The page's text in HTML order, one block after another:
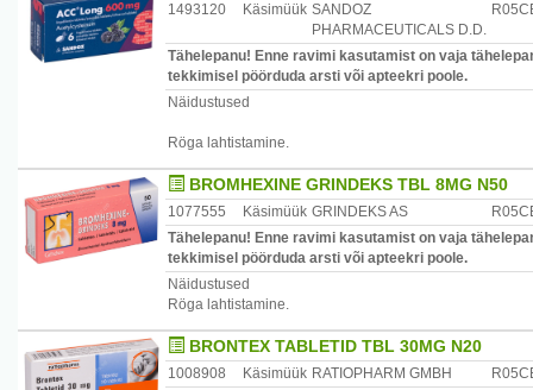
1493120 Käsimüük SANDOZ
PHARMACEUTICALS D.D.
Tähelepanu! Enne ravimi kasutamist on vaja
tekkimisel pöörduda arsti või apteekri poole.
Näidustused
Röga lahtistamine.
BROMHEXINE GRINDEKS TBL 8MG N50
1077555 Käsimüük GRINDEKS AS
Tähelepanu! Enne ravimi kasutamist on vaja
tekkimisel pöörduda arsti või apteekri poole.
Näidustused
Röga lahtistamine.
BRONTEX TABLETID TBL 30MG N20
1008908 Käsimüük RATIOPHARM GMBH